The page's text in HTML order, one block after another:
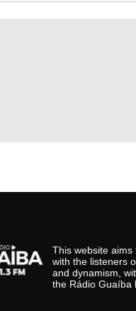
This website
with the listeners
and dynamism,
the Rádio Guaíba